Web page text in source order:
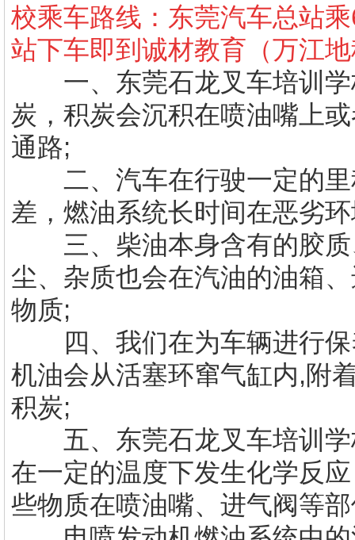
校乘车路线：东莞汽车总站
站下车即到诚材教育（万江
一、 东莞石龙叉车培训
炭，积炭会沉积在喷油嘴上
通路;
二、汽车在行驶一定的里
差，燃油系统长时间在恶劣
三、柴油本身含有的胶质
尘、杂质也会在汽油的油箱
物质;
四、我们在为车辆进行保
机油会从活塞环窜气缸内,附
积炭;
五、 东莞石龙叉车培训
在一定的温度下发生化学反
些物质在喷油嘴、进气阀等